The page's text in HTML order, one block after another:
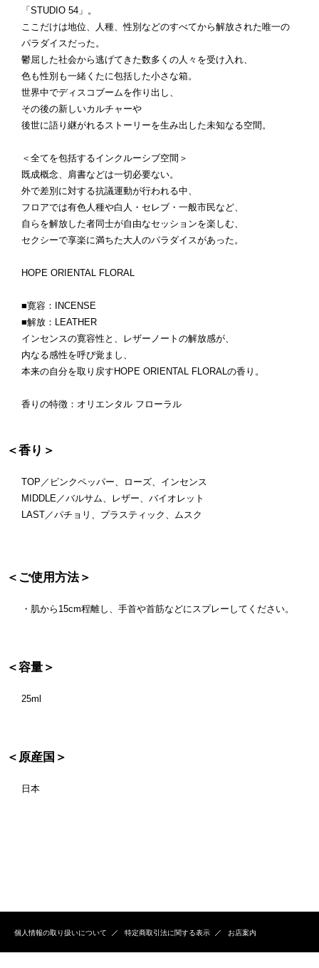
「STUDIO 54」。
ここだけは地位、人種、性別などのすべてから解放された唯一の
パラダイスだった。
鬱屈した社会から逃げてきた数多くの人々を受け入れ、
色も性別も一緒くたに包括した小さな箱。
世界中でディスコブームを作り出し、
その後の新しいカルチャーや
後世に語り継がれるストーリーを生み出した未知なる空間。
＜全てを包括するインクルーシブ空間＞
既成概念、肩書などは一切必要ない。
外で差別に対する抗議運動が行われる中、
フロアでは有色人種や白人・セレブ・一般市民など、
自らを解放した者同士が自由なセッションを楽しむ、
セクシーで享楽に満ちた大人のパラダイスがあった。
HOPE ORIENTAL FLORAL
■寛容：INCENSE
■解放：LEATHER
インセンスの寛容性と、レザーノートの解放感が、
内なる感性を呼び覚まし、
本来の自分を取り戻すHOPE ORIENTAL FLORALの香り。
香りの特徴：オリエンタル フローラル
＜香り＞
TOP／ピンクペッパー、ローズ、インセンス
MIDDLE／バルサム、レザー、バイオレット
LAST／パチョリ、プラスティック、ムスク
＜ご使用方法＞
・肌から15cm程離し、手首や首筋などにスプレーしてください。
＜容量＞
25ml
＜原産国＞
日本
個人情報の取り扱いについて 特定商取引法に関する表示 お店案内